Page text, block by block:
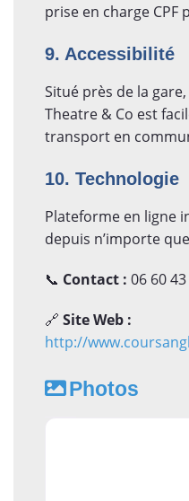
prise en charge CPF
9. Accessibilité
Situé près de la gare,
Theatre & Co est
transport en
10. Technologie
Plateforme en ligne
depuis n’importe
📞 Contact : 06 60
🔗 Site Web :
http://
Photos